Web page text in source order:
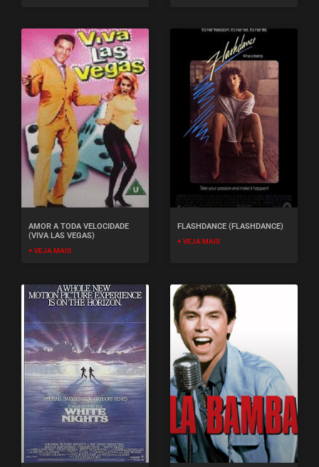
AMOR A TODA VELOCIDADE
(VIVA LAS VEGAS)
+ VEJA MAIS
FLASHDANCE (FLASHDANCE)
+ VEJA MAIS